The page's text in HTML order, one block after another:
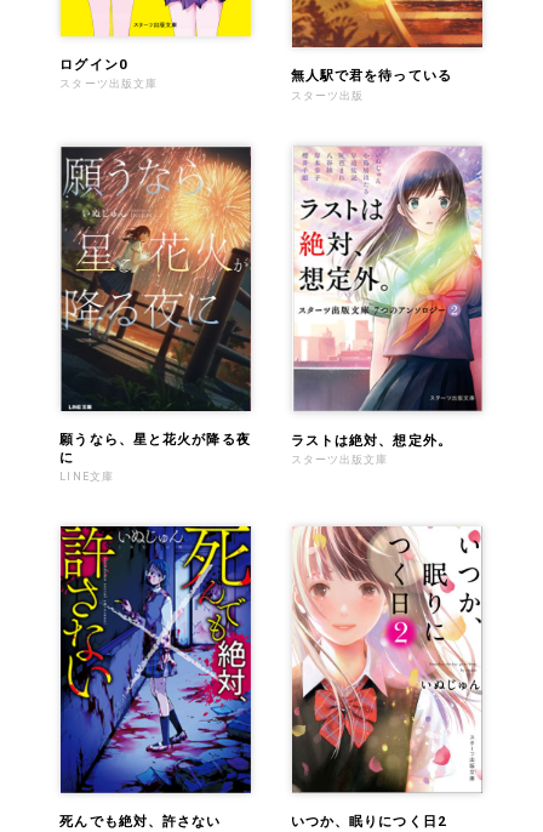
ログイン0
スターツ出版文庫 無人駅で君を待っている
スターツ出版
願うなら、星と花火が降る夜
に
LINE文庫
ラストは絶対、想定外。
スターツ出版文庫
死んでも絶対、許さない いつか、眠りにつく日2